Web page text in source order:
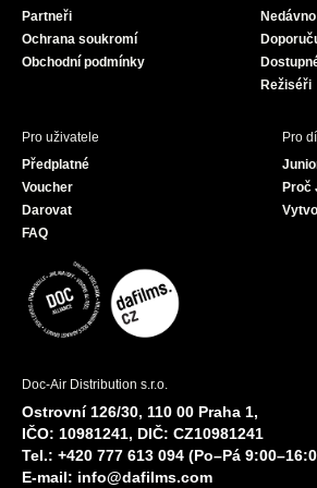
Partneři
Ochrana soukromí
Obchodní podmínky
Režiséři
Pro uživatele
Předplatné
Voucher
Darovat
FAQ
Pro
Proč
Doc-Air Distribution s.r.o.
Ostrovní 126/30, 110 00 Praha 1,
IČO: 10981241, DIČ: CZ10981241
Tel.: +420 777 613 094 (Po–Pá
E-mail: info@dafilms.com